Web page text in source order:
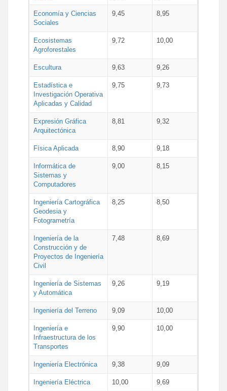
Economía y Ciencias
Sociales
9,45 8,95
Ecosistemas
Agroforestales
9,72 10,00
Escultura 9,63 9,26
Estadística e
Investigación Operativa
Aplicadas y Calidad
9,75 9,73
Expresión Gráfica
Arquitectónica
8,81 9,32
Física Aplicada 8,90 9,18
Informática de
Sistemas y
Computadores
9,00 8,15
Ingeniería Cartográfica
Geodesia y
Fotogrametría
8,25 8,50
Ingeniería de la
Construcción y de
Proyectos de Ingeniería
Civil
7,48 8,69
Ingeniería de Sistemas
y Automática
9,26 9,19
Ingeniería del Terreno 9,09 10,00
Ingeniería e
Infraestructura de los
Transportes
9,90 10,00
Ingeniería Electrónica 9,38 9,09
Ingeniería Eléctrica 10,00 9,69